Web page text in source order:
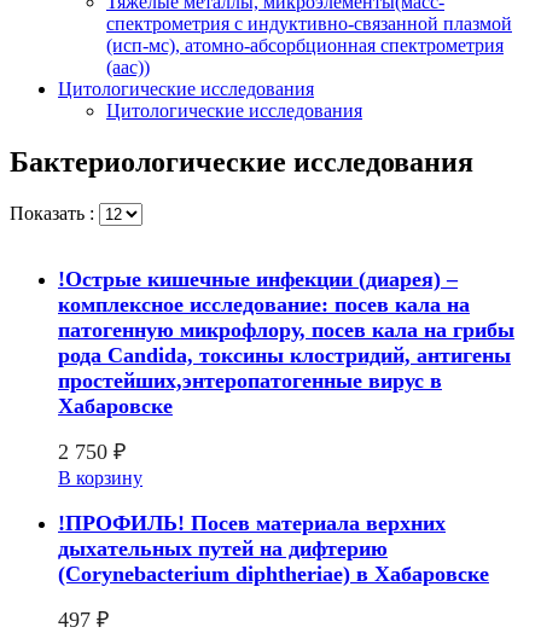
спектрометрия с индуктивно-связанной плазмой
(исп-мс), атомно-абсорбционная спектрометрия
(аас))
Цитологические исследования
Цитологические исследования
Бактериологические исследования
Показать :
!Острые кишечные инфекции (диарея) –
комплексное исследование: посев кала на
патогенную микрофлору, посев кала на грибы
рода Candida, токсины клостридий, антигены
простейших,энтеропатогенные вирус в
Хабаровске
2 750 ₽
В корзину
!ПРОФИЛЬ! Посев материала верхних
дыхательных путей на дифтерию
(Corynebacterium diphtheriae) в Хабаровске
497 ₽